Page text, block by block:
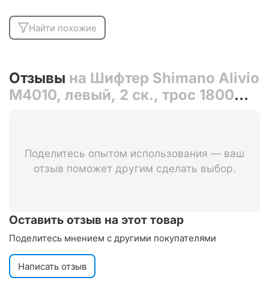
Найти похожие
Отзывы на Шифтер Shimano Alivio
M4010, левый, 2 ск., трос 1800
Поделитесь опытом использования — ваш
отзыв поможет другим сделать выбор.
Оставить отзыв на этот товар
Поделитесь мнением с другими покупателями
Написать отзыв